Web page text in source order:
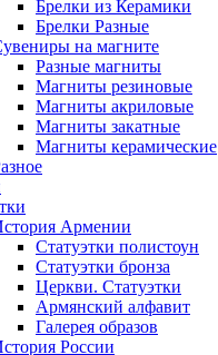
Брелки из Керамики
Брелки Разные
на магните
Разные магниты
Магниты резиновые
Магниты акриловые
Магниты закатные
Магниты керамические
Армении
Статуэтки полистоун
Статуэтки бронза
Церкви. Статуэтки
Армянский алфавит
Галерея образов
России